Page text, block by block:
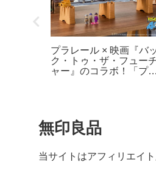
プラレール × 映画『バ
ク・トゥ・ザ・フュー
ャー』のコラボ！「プラ
2025年10月新登場！
無印良品
当サイトはアフィリエイ